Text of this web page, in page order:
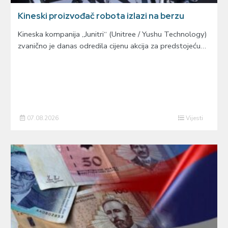
Kineski proizvođač robota izlazi na berzu
Kineska kompanija „Junitri“ (Unitree / Yushu Technology)
zvanično je danas odredila cijenu akcija za predstojeću…
07.08.2026 Vijesti